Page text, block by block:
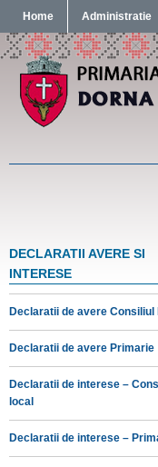
Home Administratie
DECLARATII AVERE SI
INTERESE
Declaratii de avere Consiliul
Declaratii de avere Primarie
Declaratii de interese –
local
Declaratii de interese –